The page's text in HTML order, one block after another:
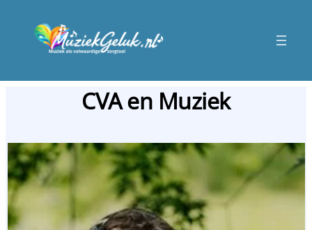
CVA en Muziek